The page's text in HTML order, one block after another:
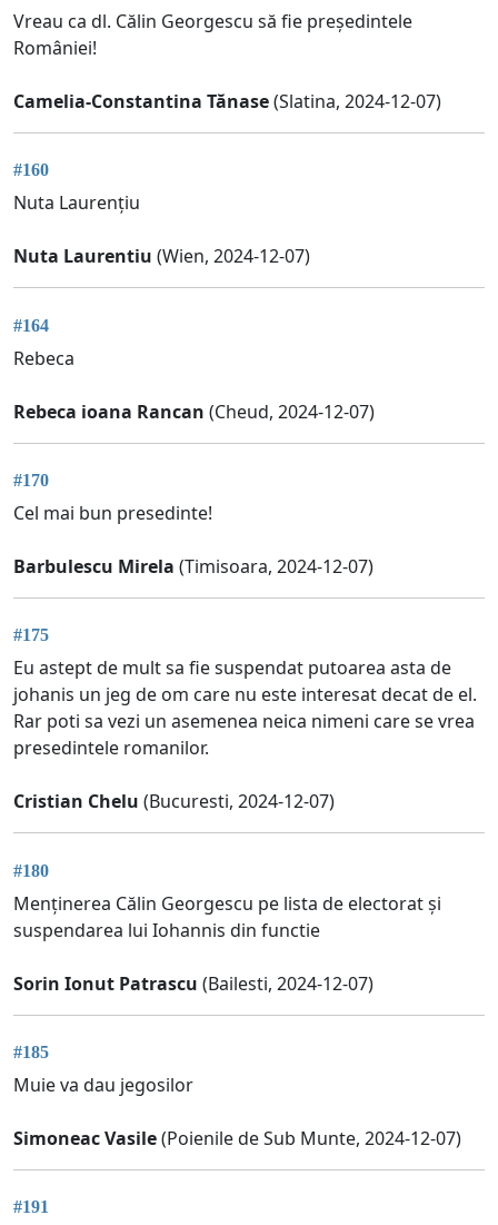
Vreau ca dl. Călin Georgescu să fie președintele
României!
Camelia-Constantina Tănase(Slatina, 2024-12-07)
#160
Nuta Laurențiu
Nuta Laurentiu (Wien, 2024-12-07)
#164
Rebeca
Rebeca ioana Rancan (Cheud, 2024-12-07)
#170
Cel mai bun presedinte!
Barbulescu Mirela (Timisoara, 2024-12-07)
#175
Eu astept de mult sa fie suspendat putoarea asta de
johanis un jeg de om care nu este interesat decat de el.
Rar poti sa vezi un asemenea neica nimeni care se vrea
presedintele romanilor.
Cristian Chelu (Bucuresti, 2024-12-07)
#180
Menținerea Călin Georgescu pe lista de electorat și
suspendarea lui Iohannis din functie
Sorin Ionut Patrascu (Bailesti, 2024-12-07)
#185
Muie va dau jegosilor
Simoneac Vasile(Poienile de Sub Munte, 2024-12-07)
#191